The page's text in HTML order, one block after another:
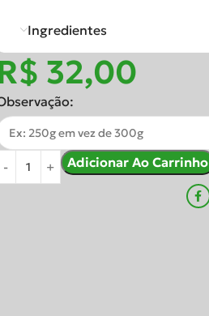
Ingredientes
Adicionar Ao Carrinho